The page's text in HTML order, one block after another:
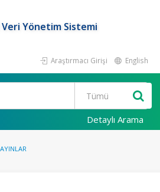
Yönetim Sistemi
Araştırmacı Girişi English
Detaylı Arama